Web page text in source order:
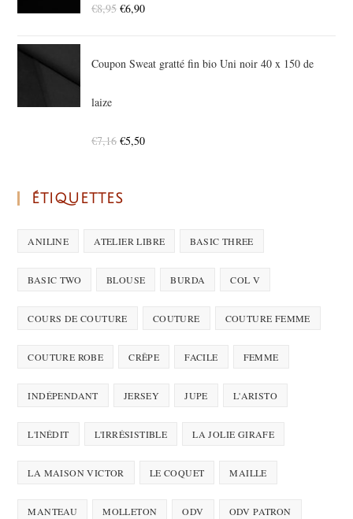
€8,95 €6,90
Coupon Sweat gratté fin bio Uni noir 40 x 150 de
laize
€7,16 €5,50
ÉTIQUETTES
ANILINE ATELIER LIBRE BASIC THREE
BASIC TWO BLOUSE BURDA COL V
COURS DE COUTURE COUTURE COUTURE FEMME
COUTURE ROBE CRÊPE FACILE FEMME
INDÉPENDANT JERSEY JUPE L'ARISTO
L'INÉDIT L'IRRÉSISTIBLE LA JOLIE GIRAFE
LA MAISON VICTOR LE COQUET MAILLE
MANTEAU MOLLETON ODV ODV PATRON